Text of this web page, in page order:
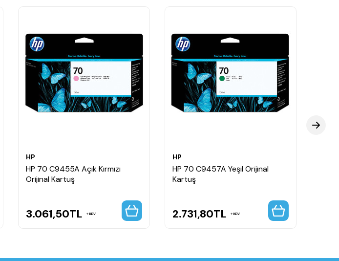
HP
HP 70 C9455A Açık Kırmızı
Orijinal Kartuş
3.061,50TL KDV
HP
HP 70 C9457A Yeşil Orijinal
Kartuş
2.731,80TL KDV